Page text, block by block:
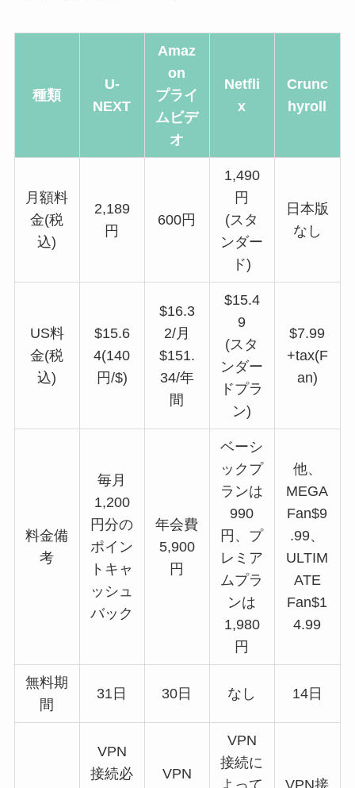
種類
U-
NEXT
Amaz
on
プライ
ムビデ
オ
Netfli
x
Crunc
hyroll
月額料
金(税
込)
2,189
円
600円
1,490
円
(スタ
ンダー
ド)
日本版
なし
US料
金(税
込)
$15.6
4(140
円/$)
$16.3
2/月
$151.
34/年
間
$15.4
9
(スタ
ンダー
ドプラ
ン)
$7.99
+tax(F
an)
料金備
考
毎月
1,200
円分の
ポイン
トキャ
ッシュ
バック
年会費
5,900
円
ベーシ
ックプ
ランは
990
円、プ
レミア
ムプラ
ンは
1,980
円
他、
MEGA
Fan$9
.99、
ULTIM
ATE
Fan$1
4.99
無料期
間
31日 30日 なし 14日
VPN
接続必
VPN
VPN
接続に
よって
VPN接